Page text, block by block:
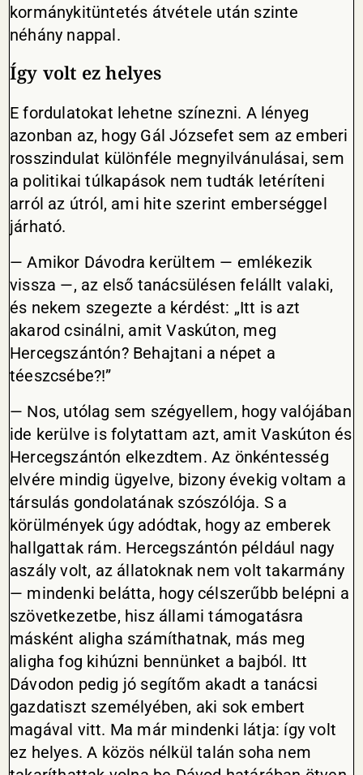
kormánykitüntetés átvétele után szinte
néhány nappal.
Így volt ez helyes
E fordulatokat lehetne színezni. A lényeg
azonban az, hogy Gál Józsefet sem az emberi
rosszindulat különféle megnyilvánulásai, sem
a politikai túlkapások nem tudták letéríteni
arról az útról, ami hite szerint emberséggel
járható.
— Amikor Dávodra kerültem — emlékezik
vissza —, az első tanácsülésen felállt valaki,
és nekem szegezte a kérdést: „Itt is azt
akarod csinálni, amit Vaskúton, meg
Hercegszántón? Behajtani a népet a
téeszcsébe?!”
— Nos, utólag sem szégyellem, hogy valójában
ide kerülve is folytattam azt, amit Vaskúton és
Hercegszántón elkezdtem. Az önkéntesség
elvére mindig ügyelve, bizony évekig voltam a
társulás gondolatának szószólója. S a
körülmények úgy adódtak, hogy az emberek
hallgattak rám. Hercegszántón például nagy
aszály volt, az állatoknak nem volt takarmány
— mindenki belátta, hogy célszerűbb belépni a
szövetkezetbe, hisz állami támogatásra
másként aligha számíthatnak, más meg
aligha fog kihúzni bennünket a bajból. Itt
Dávodon pedig jó segítőm akadt a tanácsi
gazdatiszt személyében, aki sok embert
magával vitt. Ma már mindenki látja: így volt
ez helyes. A közös nélkül talán soha nem